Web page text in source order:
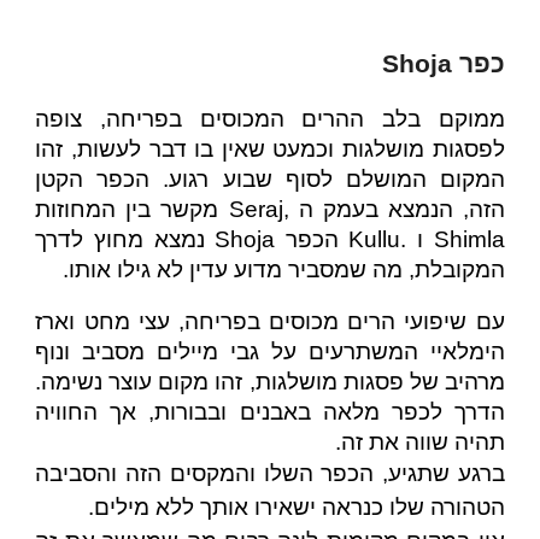
כפר Shoja
ממוקם בלב ההרים המכוסים בפריחה, צופה
לפסגות מושלגות וכמעט שאין בו דבר לעשות, זהו
המקום המושלם לסוף שבוע רגוע. הכפר הקטן
הזה, הנמצא בעמק ה ,Seraj מקשר בין המחוזות
Shimla ו .Kullu הכפר Shoja נמצא מחוץ לדרך
המקובלת, מה שמסביר מדוע עדין לא גילו אותו.
עם שיפועי הרים מכוסים בפריחה, עצי מחט וארז
הימלאיי המשתרעים על גבי מיילים מסביב ונוף
מרהיב של פסגות מושלגות, זהו מקום עוצר נשימה.
הדרך לכפר מלאה באבנים ובבורות, אך החוויה
תהיה שווה את זה.
ברגע שתגיע, הכפר השלו והמקסים הזה והסביבה
הטהורה שלו כנראה ישאירו אותך ללא מילים.